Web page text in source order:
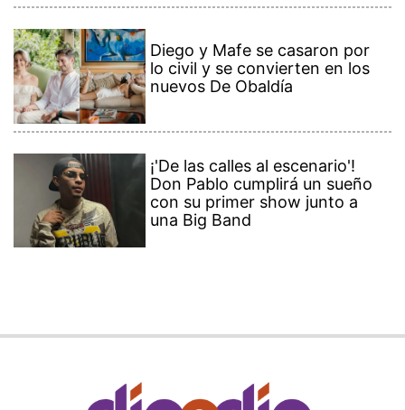
Diego y Mafe se casaron por
lo civil y se convierten en los
nuevos De Obaldía
¡'De las calles al escenario'!
Don Pablo cumplirá un sueño
con su primer show junto a
una Big Band